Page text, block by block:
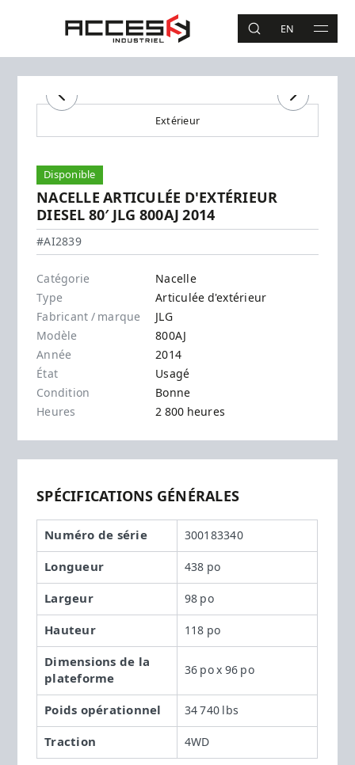
Accès Industriel
RECHERCHE
EN MAIN
Recherche
Précédent Suivant
Extérieur
Disponible
NACELLE ARTICULÉE D'EXTÉRIEUR
DIESEL 80′ JLG 800AJ 2014
JLG - 800AJ
#AI2839
Catégorie
Nacelle
Type
Articulée d'extérieur
Fabricant / marque
JLG
Modèle
800AJ
Année
2014
État
Usagé
Condition
Bonne
Heures
2 800 heures
SPÉCIFICATIONS GÉNÉRALES
Numéro de série 300183340
Longueur 438 po
Largeur 98 po
Hauteur 118 po
Dimensions de la
plateforme
36 po x 96 po
Poids opérationnel 34 740 lbs
Traction 4WD